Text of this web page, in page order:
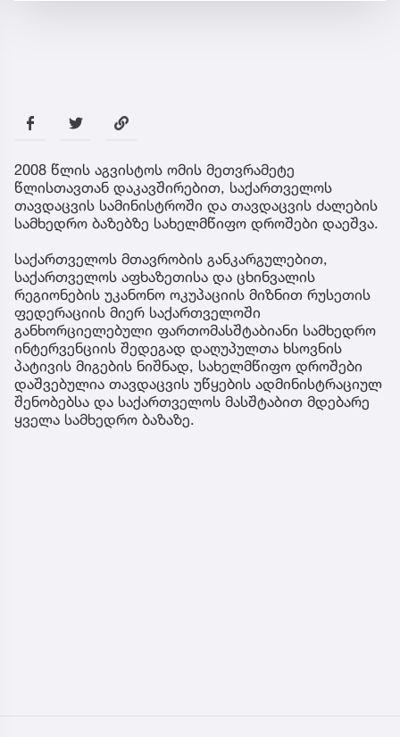
2008 წლის აგვისტოს ომის მეთვრამეტე
წლისთავთან დაკავშირებით, საქართველოს
თავდაცვის სამინისტროში და თავდაცვის ძალების
სამხედრო ბაზებზე სახელმწიფო დროშები დაეშვა.
საქართველოს მთავრობის განკარგულებით,
საქართველოს აფხაზეთისა და ცხინვალის
რეგიონების უკანონო ოკუპაციის მიზნით რუსეთის
ფედერაციის მიერ საქართველოში
განხორციელებული ფართომასშტაბიანი სამხედრო
ინტერვენციის შედეგად დაღუპულთა ხსოვნის
პატივის მიგების ნიშნად, სახელმწიფო დროშები
დაშვებულია თავდაცვის უწყების ადმინისტრაციულ
შენობებსა და საქართველოს მასშტაბით მდებარე
ყველა სამხედრო ბაზაზე.